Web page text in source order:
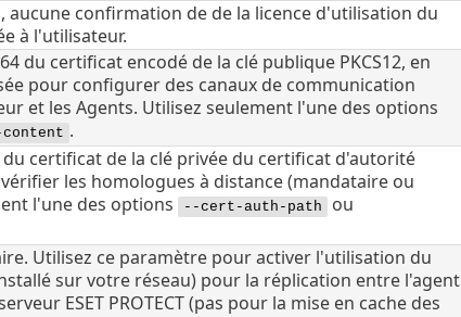
aucune confirmation de de la licence d'utilisation du
à l'utilisateur.
du certificat encodé de la clé publique PKCS12, en
pour configurer des canaux de communication
et les Agents. Utilisez seulement l'une des options
.
du certificat de la clé privée du certificat d'autorité
les homologues à distance (mandataire ou
l'une des options
--cert-auth-path ou
Utilisez ce paramètre pour activer l'utilisation du
sur votre réseau) pour la réplication entre l'agent
ESET PROTECT (pas pour la mise en cache des